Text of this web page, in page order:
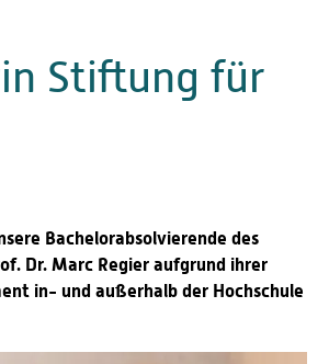
Stiftung für
Bachelorabsolvierende des
Dr. Marc Regier aufgrund ihrer
in- und außerhalb der Hochschule